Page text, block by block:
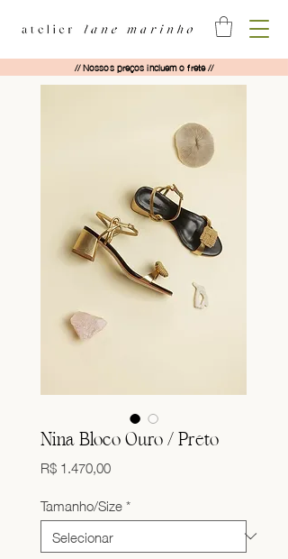
// Nossos preços incluem o frete //
Nina Bloco Ouro / Preto
R$ 1.470,00Preço
Tamanho/Size*